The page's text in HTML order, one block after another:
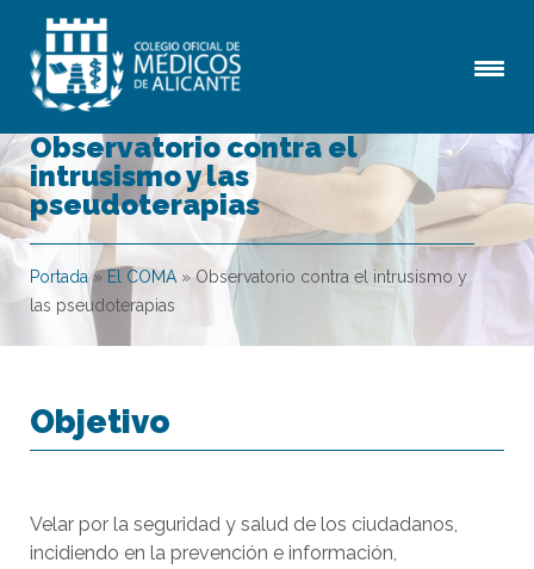
Observatorio contra el
intrusismo y las
pseudoterapias
Portada» El COMA » Observatorio contra el intrusismo y
las pseudoterapias
Objetivo
Velar por la seguridad y salud de los ciudadanos,
incidiendo en la prevención e información,